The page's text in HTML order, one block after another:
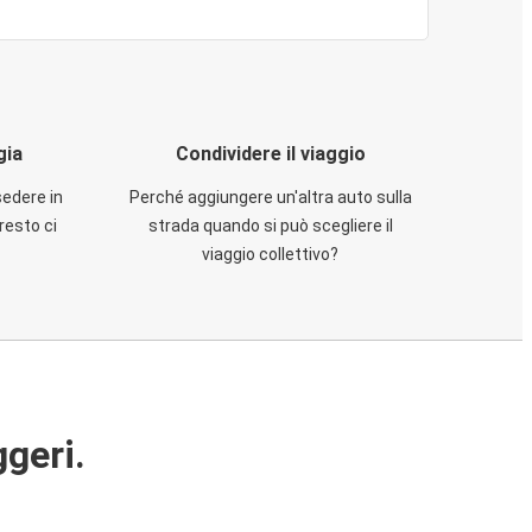
in
ci
Condividere il viaggio
Perché aggiungere un'altra auto sulla
strada quando si può scegliere il
viaggio collettivo?